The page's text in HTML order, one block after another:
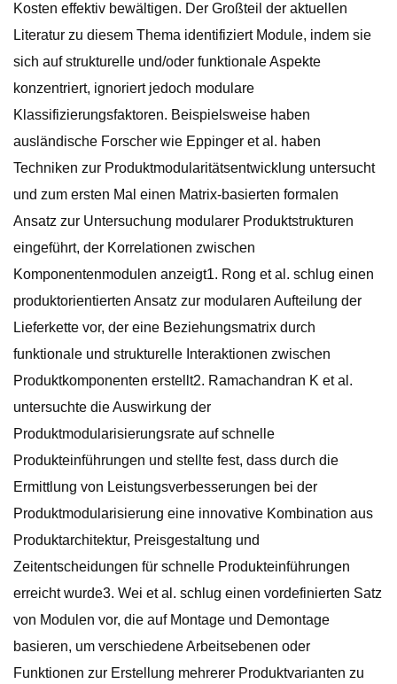
Kosten effektiv bewältigen. Der Großteil der aktuellen
Literatur zu diesem Thema identifiziert Module, indem sie
sich auf strukturelle und/oder funktionale Aspekte
konzentriert, ignoriert jedoch modulare
Klassifizierungsfaktoren. Beispielsweise haben
ausländische Forscher wie Eppinger et al. haben
Techniken zur Produktmodularitätsentwicklung untersucht
und zum ersten Mal einen Matrix-basierten formalen
Ansatz zur Untersuchung modularer Produktstrukturen
eingeführt, der Korrelationen zwischen
Komponentenmodulen anzeigt1. Rong et al. schlug einen
produktorientierten Ansatz zur modularen Aufteilung der
Lieferkette vor, der eine Beziehungsmatrix durch
funktionale und strukturelle Interaktionen zwischen
Produktkomponenten erstellt2. Ramachandran K et al.
untersuchte die Auswirkung der
Produktmodularisierungsrate auf schnelle
Produkteinführungen und stellte fest, dass durch die
Ermittlung von Leistungsverbesserungen bei der
Produktmodularisierung eine innovative Kombination aus
Produktarchitektur, Preisgestaltung und
Zeitentscheidungen für schnelle Produkteinführungen
erreicht wurde3. Wei et al. schlug einen vordefinierten Satz
von Modulen vor, die auf Montage und Demontage
basieren, um verschiedene Arbeitsebenen oder
Funktionen zur Erstellung mehrerer Produktvarianten zu